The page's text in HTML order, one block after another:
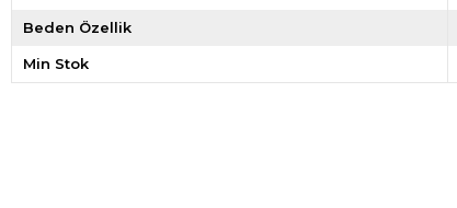
Beden Özellik
Min Stok